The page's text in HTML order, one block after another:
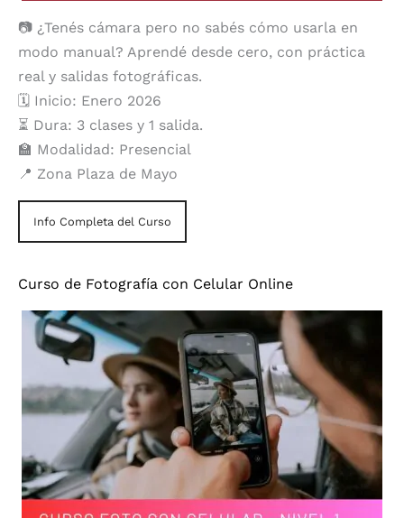
📷 ¿Tenés cámara pero no sabés cómo usarla en
modo manual? Aprendé desde cero, con práctica
real y salidas fotográficas.
🗓️ Inicio: Enero 2026
⏳ Dura: 3 clases y 1 salida.
🏫 Modalidad: Presencial
📍 Zona Plaza de Mayo
Info Completa del Curso
Curso de Fotografía con Celular Online